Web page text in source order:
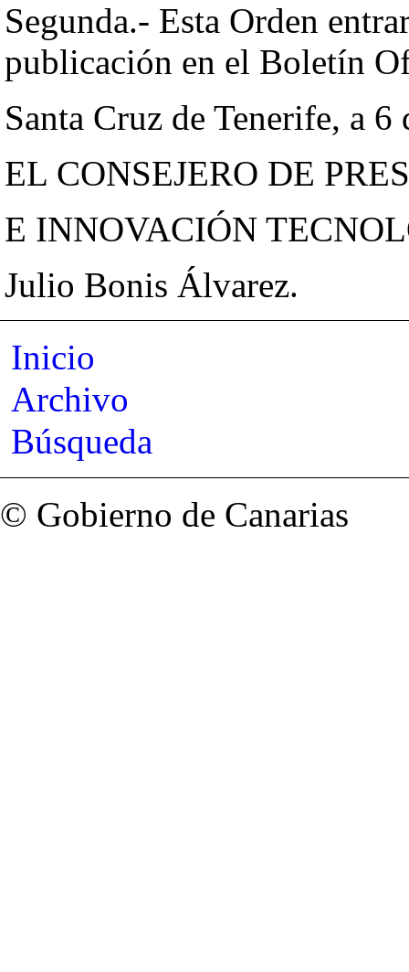
Segunda.- Esta Orden
publicación en el Boletín
Santa Cruz de Tenerife, a
EL CONSEJERO DE
E INNOVACIÓN
Julio Bonis Álvarez.
Inicio
Archivo
Búsqueda
© Gobierno de Canarias